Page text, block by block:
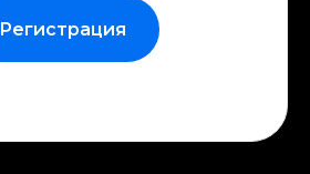
Регистрация